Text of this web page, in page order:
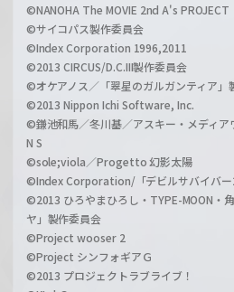
©NANOHA The MOVIE 2nd A's PROJECT
©サイコパス製作委員会
©Index Corporation 1996,2011
©2013 CIRCUS/D.C.III製作委員会
©オケアノス／「翠星のガルガンティア」
©2013 Nippon Ichi Software, Inc.
©鎌池和馬／冬川基／アスキー・メディア
N S
©sole;viola／Progetto 幻影太陽
©Index Corporation/「デビルサバイバー
©2013 ひろやまひろし・TYPE-MOON・
ヤ」製作委員会
©Project wooser 2
©Project シンフォギアＧ
©2013 プロジェクトラブライブ！